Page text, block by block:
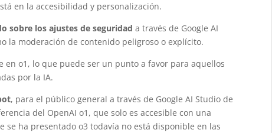
en la accesibilidad y personalización.
sobre los ajustes de seguridad a través de Google AI
la moderación de contenido peligroso o explícito.
o1, lo que puede ser un punto a favor para aquellos
por la IA.
, para el público general a través de Google AI Studio de
del OpenAI o1, que solo es accesible con una
se ha presentado o3 todavía no está disponible en las